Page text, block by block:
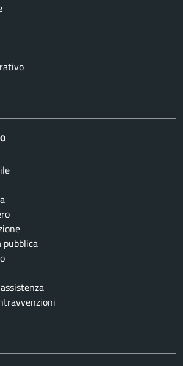
pubblica